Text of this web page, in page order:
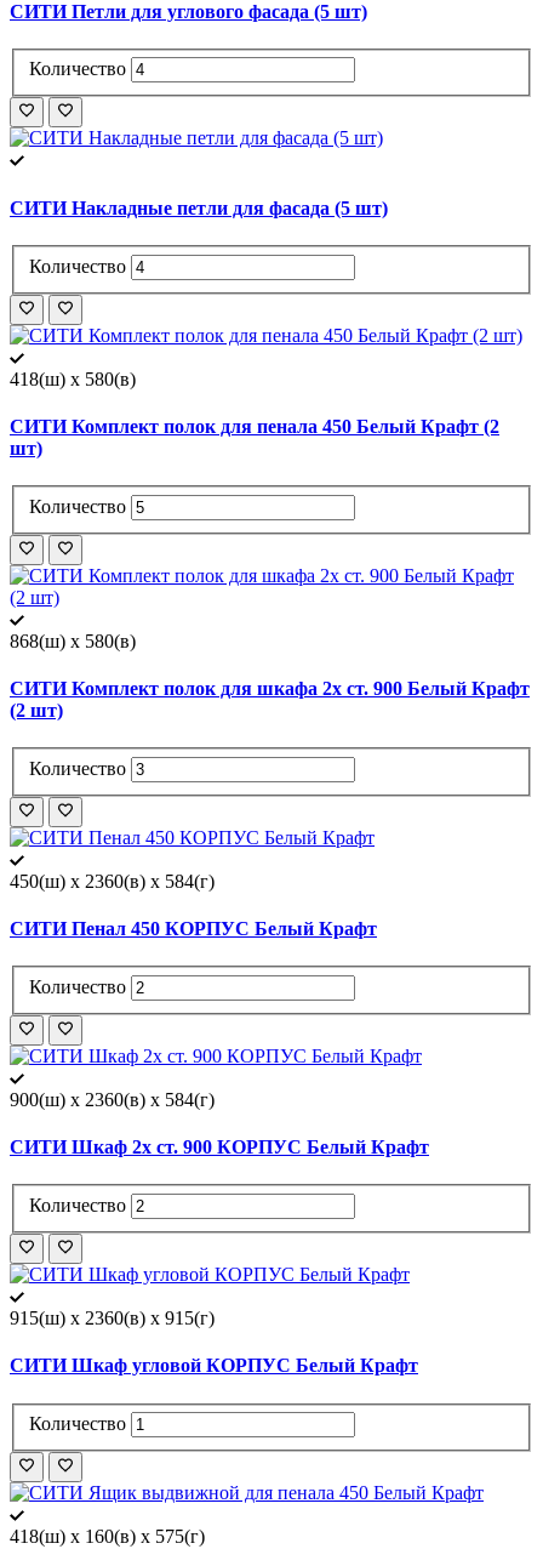
СИТИ Петли для углового фасада (5 шт)
Количество
СИТИ Накладные петли для фасада (5 шт)
Количество
418(ш) x 580(в)
СИТИ Комплект полок для пенала 450 Белый Крафт (2
шт)
Количество
868(ш) x 580(в)
СИТИ Комплект полок для шкафа 2х ст. 900 Белый Крафт
(2 шт)
Количество
450(ш) x 2360(в) x 584(г)
СИТИ Пенал 450 КОРПУС Белый Крафт
Количество
900(ш) x 2360(в) x 584(г)
СИТИ Шкаф 2х ст. 900 КОРПУС Белый Крафт
Количество
915(ш) x 2360(в) x 915(г)
СИТИ Шкаф угловой КОРПУС Белый Крафт
Количество
418(ш) x 160(в) x 575(г)